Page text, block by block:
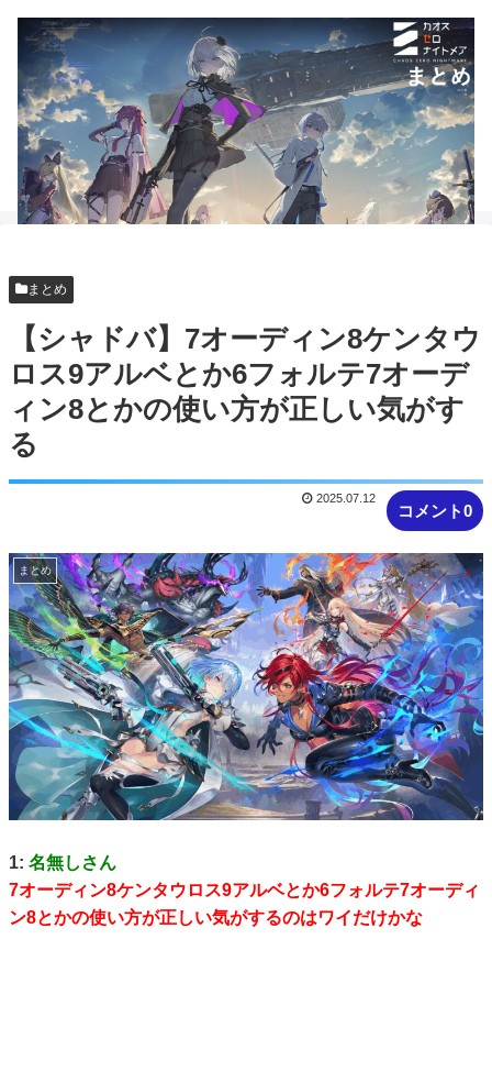
まとめ
【シャドバ】7オーディン8ケンタウ
ロス9アルベとか6フォルテ7オーデ
ィン8とかの使い方が正しい気がす
る
コメント0
2025.07.12
まとめ
1: 名無しさん
7オーディン8ケンタウロス9アルベとか6フォルテ7オーディ
ン8とかの使い方が正しい気がするのはワイだけかな